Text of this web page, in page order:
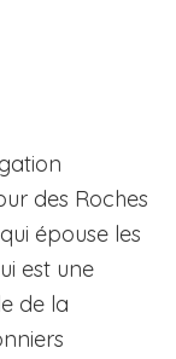
des Roches
épouse les
est une
de la